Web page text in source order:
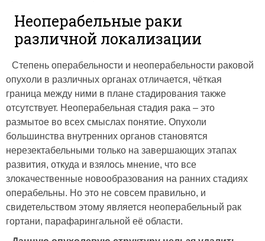
Неоперабельные раки
различной локализации
Степень операбельности и неоперабельности раковой
опухоли в различных органах отличается, чёткая
граница между ними в плане стадирования также
отсутствует. Неоперабельная стадия рака – это
размытое во всех смыслах понятие. Опухоли
большинства внутренних органов становятся
нерезектабельными только на завершающих этапах
развития, откуда и взялось мнение, что все
злокачественные новообразования на ранних стадиях
операбельны. Но это не совсем правильно, и
свидетельством этому является неоперабельный рак
гортани, парафарингальной её области.